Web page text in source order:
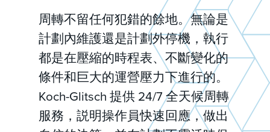
周轉不留任何犯錯的餘地。無論是
計劃內維護還是計劃外停機，執行
都是在壓縮的時程表、不斷變化的
條件和巨大的運營壓力下進行的。
Koch-Glitsch 提供 24/7 全天候周轉
服務，説明操作員快速回應，做出